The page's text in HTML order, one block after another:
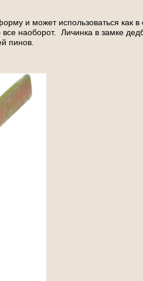
и может использоваться как в
все наоборот. Личинка в замке
пинов.